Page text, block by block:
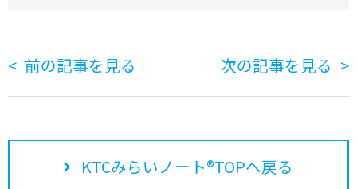
前の記事を見る 次の記事を見る
KTCみらいノート®TOPへ戻る